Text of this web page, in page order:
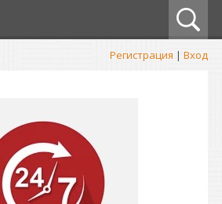
Регистрация | Вход